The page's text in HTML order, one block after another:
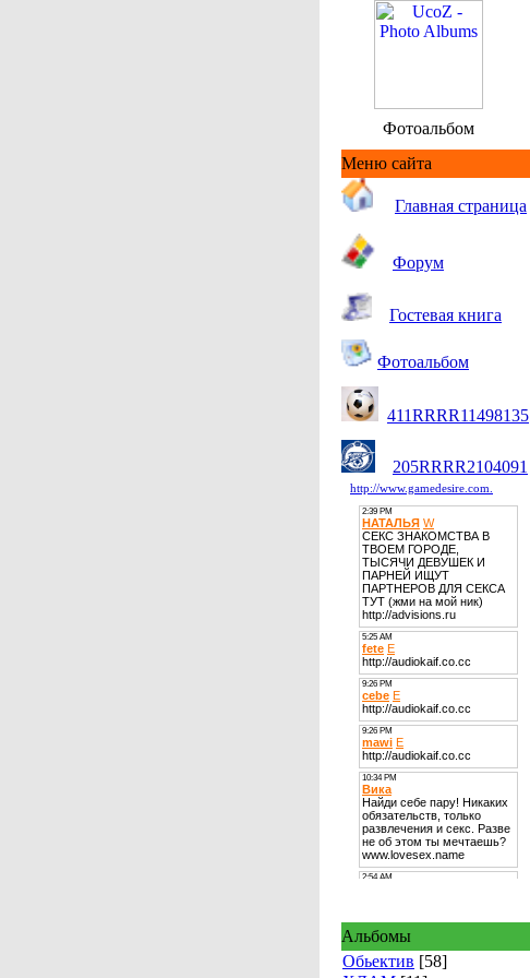
Фотоальбом
Меню сайта
Главная страница
Форум
Гостевая книга
Фотоальбом
411RRRR11498135
205RRRR2104091
http://www.gamedesire.com.
Альбомы
Обьектив [58]